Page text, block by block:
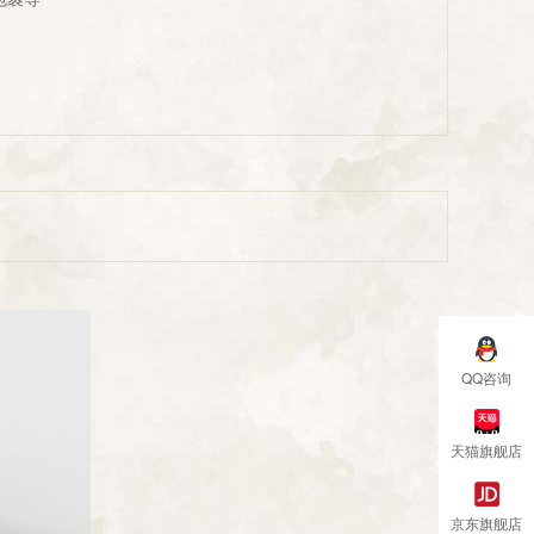
QQ咨询
天猫旗舰店
京东旗舰店